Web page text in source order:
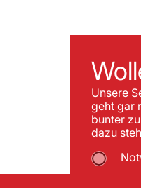
Unsere
geht gar
bunter
dazu